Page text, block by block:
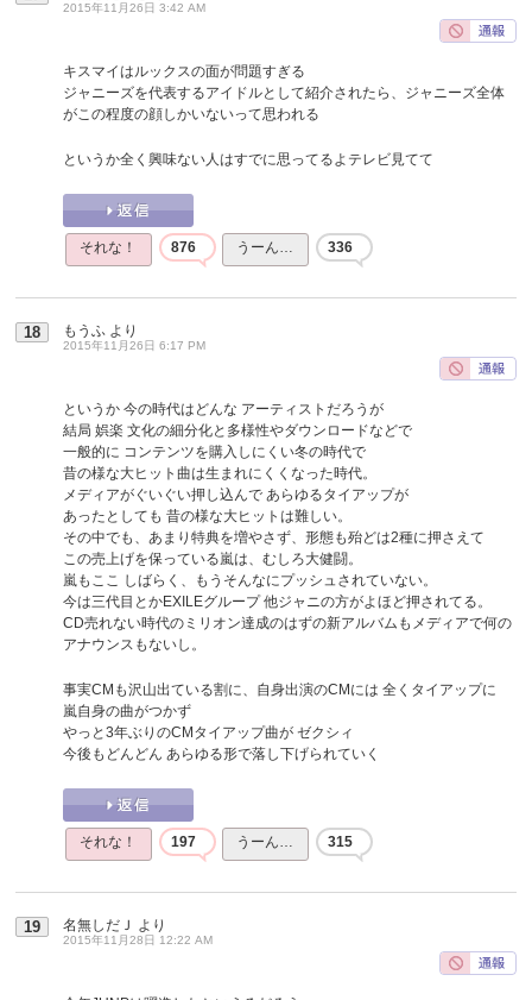
2015年11月26日 3:42 AM
キスマイはルックスの面が問題すぎる
ジャニーズを代表するアイドルとして紹介されたら、ジャニーズ全体
がこの程度の顔しかいないって思われる
というか全く興味ない人はすでに思ってるよテレビ見てて
それな！ 876 うーん… 336
18 もうふ より
2015年11月26日 6:17 PM
というか 今の時代はどんな アーティストだろうが
結局 娯楽 文化の細分化と多様性やダウンロードなどで
一般的に コンテンツを購入しにくい冬の時代で
昔の様な大ヒット曲は生まれにくくなった時代。
メディアがぐいぐい押し込んで あらゆるタイアップが
あったとしても 昔の様な大ヒットは難しい。
その中でも、あまり特典を増やさず、形態も殆どは2種に押さえて
この売上げを保っている嵐は、むしろ大健闘。
嵐もここ しばらく、もうそんなにプッシュされていない。
今は三代目とかEXILEグループ 他ジャニの方がよほど押されてる。
CD売れない時代のミリオン達成のはずの新アルバムもメディアで何の
アナウンスもないし。
事実CMも沢山出ている割に、自身出演のCMには 全くタイアップに
嵐自身の曲がつかず
やっと3年ぶりのCMタイアップ曲が ゼクシィ
今後もどんどん あらゆる形で落し下げられていく
それな！ 197 うーん… 315
19 名無しだＪ より
2015年11月28日 12:22 AM